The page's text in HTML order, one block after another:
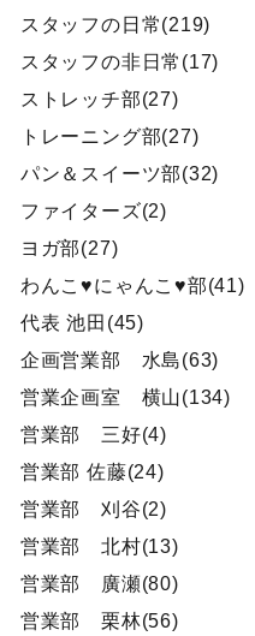
スタッフの日常(219)
スタッフの非日常(17)
ストレッチ部(27)
トレーニング部(27)
パン＆スイーツ部(32)
ファイターズ(2)
ヨガ部(27)
わんこ♥にゃんこ♥部(41)
代表 池田(45)
企画営業部 水島(63)
営業企画室 横山(134)
営業部 三好(4)
営業部 佐藤(24)
営業部 刈谷(2)
営業部 北村(13)
営業部 廣瀬(80)
営業部 栗林(56)